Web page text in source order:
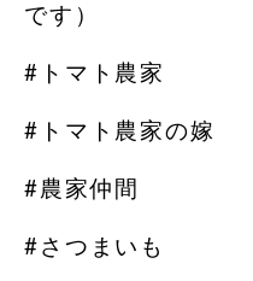
です）
#トマト農家
#トマト農家の嫁
#農家仲間
#さつまいも